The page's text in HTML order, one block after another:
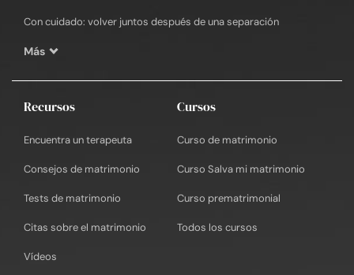
Con cuidado: volver juntos después de una separación
Más
Recursos
Encuentra un terapeuta
Consejos de matrimonio
Tests de matrimonio
Citas sobre el matrimonio
Vídeos
Cursos
Curso de matrimonio
Curso Salva mi matrimonio
Curso prematrimonial
Todos los cursos